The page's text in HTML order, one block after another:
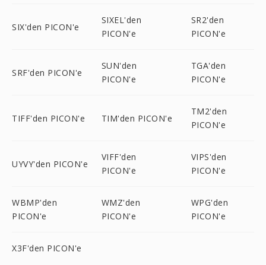
SIX'den PICON'e
SIXEL'den
PICON'e
SR2'den
PICON'e
SRF'den PICON'e
SUN'den
PICON'e
TGA'den
PICON'e
TIFF'den PICON'e TIM'den PICON'e
TM2'den
PICON'e
UYVY'den PICON'e
VIFF'den
PICON'e
VIPS'den
PICON'e
WBMP'den
PICON'e
WMZ'den
PICON'e
WPG'den
PICON'e
X3F'den PICON'e